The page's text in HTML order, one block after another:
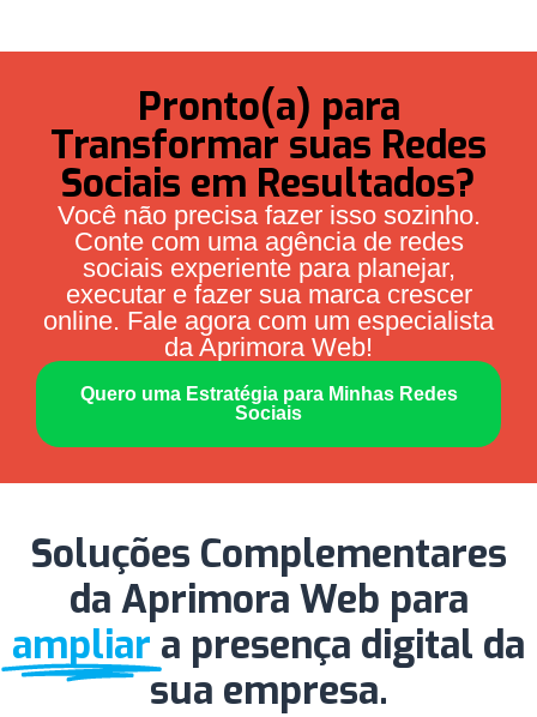
Pronto(a) para
Transformar suas Redes
Sociais em Resultados?
Você não precisa fazer isso sozinho.
Conte com uma agência de redes
sociais experiente para planejar,
executar e fazer sua marca crescer
online. Fale agora com um especialista
da Aprimora Web!
Quero uma Estratégia para Minhas Redes
Sociais
Soluções Complementares
da Aprimora Web para
ampliar a presença digital da
sua empresa.